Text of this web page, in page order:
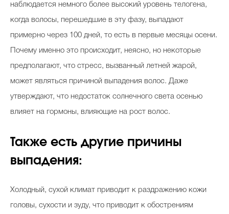
наблюдается немного более высокий уровень телогена,
когда волосы, перешедшие в эту фазу, выпадают
примерно через 100 дней, то есть в первые месяцы осени.
Почему именно это происходит, неясно, но некоторые
предполагают, что стресс, вызванный летней жарой,
может являться причиной выпадения волос. Даже
утверждают, что недостаток солнечного света осенью
влияет на гормоны, влияющие на рост волос.
Также есть другие причины
выпадения:
Холодный, сухой климат приводит к раздражению кожи
головы, сухости и зуду, что приводит к обострениям